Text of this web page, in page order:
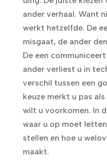
ander verhaal. Want
werkt hetzelfde. De
misgaat, de ander
De een
ander verliest u in
verschil tussen een
keuze merkt u pas
wilt u voorkomen. In
waar u op moet
stellen en hoe u
maakt.